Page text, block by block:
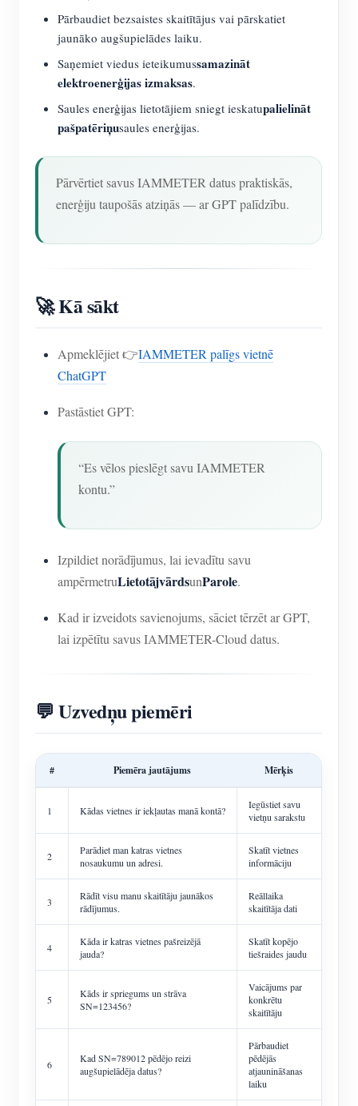
Pārbaudiet bezsaistes skaitītājus vai pārskatiet
jaunāko augšupielādes laiku.
Saņemiet viedus ieteikumussamazināt
elektroenerģijas izmaksas.
Saules enerģijas lietotājiem sniegt ieskatupalielināt
pašpatēriņusaules enerģijas.
Pārvērtiet savus IAMMETER datus praktiskās,
enerģiju taupošās atziņās — ar GPT palīdzību.
🚀 Kā sākt
Apmeklējiet 👉IAMMETER palīgs vietnē
ChatGPT
Pastāstiet GPT:
“Es vēlos pieslēgt savu IAMMETER
kontu.”
Izpildiet norādījumus, lai ievadītu savu
ampērmetruLietotājvārdsunParole.
Kad ir izveidots savienojums, sāciet tērzēt ar GPT,
lai izpētītu savus IAMMETER-Cloud datus.
💬 Uzvedņu piemēri
# Piemēra jautājums Mērķis
1 Kādas vietnes ir iekļautas manā kontā?
Iegūstiet savu
vietņu sarakstu
2
Parādiet man katras vietnes
nosaukumu un adresi.
Skatīt vietnes
informāciju
3
Rādīt visu manu skaitītāju jaunākos
rādījumus.
Reāllaika
skaitītāja dati
4
Kāda ir katras vietnes pašreizējā
jauda?
Skatīt kopējo
tiešraides jaudu
5
Kāds ir spriegums un strāva
SN=123456?
Vaicājums par
konkrētu
skaitītāju
6
Kad SN=789012 pēdējo reizi
augšupielādēja datus?
Pārbaudiet
pēdējās
atjaunināšanas
laiku